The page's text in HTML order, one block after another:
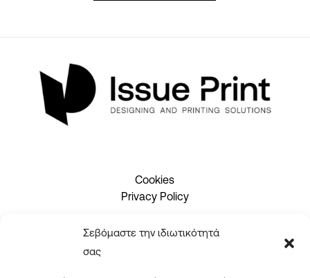
Σεβόμαστε την ιδιωτικότητά
σας
Cookies
Privacy Policy
2310 465660